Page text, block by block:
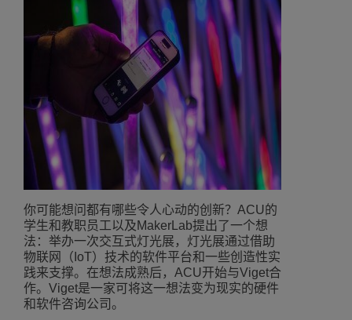
你可能想问都有哪些令人心动的创新？ACU的
学生和教职员工以及MakerLab提出了一个想
法：举办一次交互式灯光展，灯光展通过借助
物联网（IoT）技术的软件平台和一些创造性实
践来支撑。在想法成熟后，ACU开始与Viget合
作。Viget是一家可将这一想法变为现实的硬件
和软件咨询公司。